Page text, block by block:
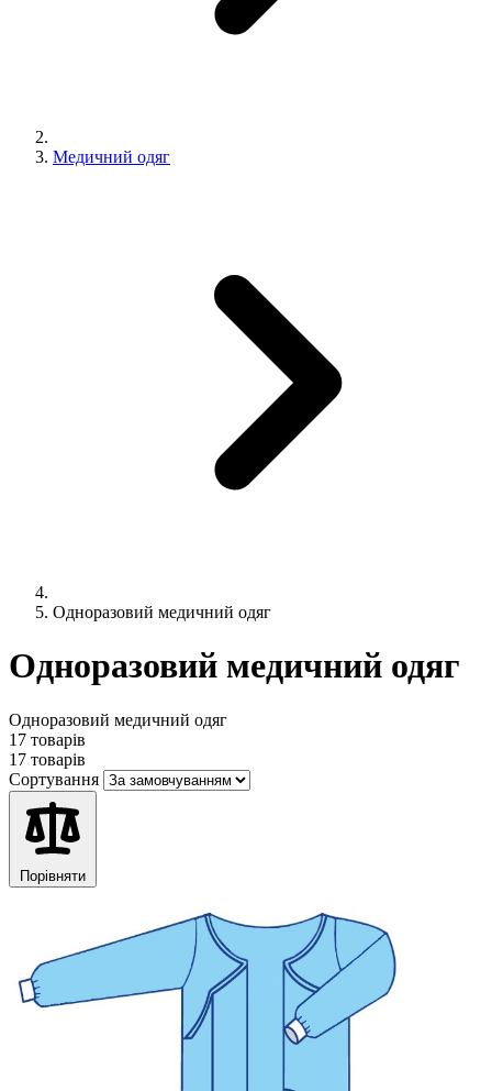
Медичний одяг
Одноразовий медичний одяг
Одноразовий медичний одяг
Одноразовий медичний одяг
17 товарів
17 товарів
Сортування
Порівняти